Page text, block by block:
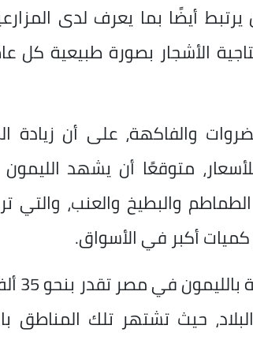
أيضًا بما يعرف لدى
الأشجار بصورة طبيعية كل
والفاكهة، على أن زيادة
متوقعًا أن يشهد
والبطيخ والعنب، والتي
كميات أكبر في الأسواق.
يشار
حيث تشتهر تلك المناطق